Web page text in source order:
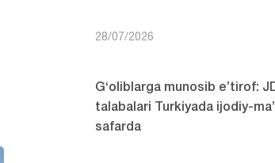
28/07/2026
G‘oliblarga munosib e’tirof:
talabalari Turkiyada ijodiy-
safarda